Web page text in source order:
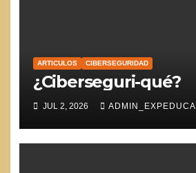
ARTICULOS CIBERSEGURIDAD
¿Ciberseguri-qué?
JUL 2, 2026 ADMIN_EXPEDUCA